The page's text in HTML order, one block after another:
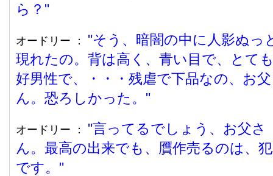
ら？
オードリー ：
そう、暗闇の中に人影ぬっ
現れたの。背は高く、青い目で、とて
好男性で、・・・残虐で下品なの、お
ん。恐ろしかった。
オードリー ：
言ってるでしょう、お父さ
ん。最高の出来でも、贋作売るのは、
です。